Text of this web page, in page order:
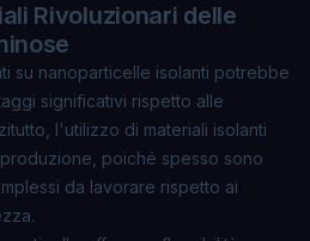
Rivoluzionari delle
su nanoparticelle isolanti potrebbe
significativi rispetto alle
l'utilizzo di materiali isolanti
poiché spesso sono
da lavorare rispetto ai